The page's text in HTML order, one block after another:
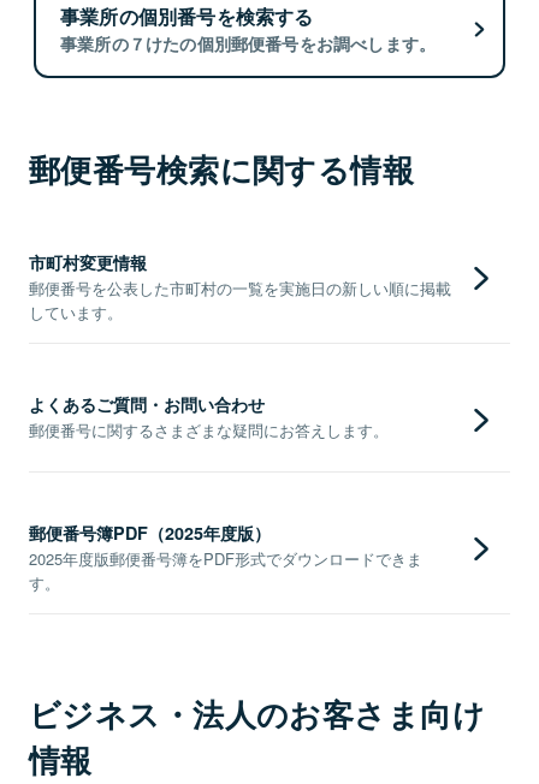
事業所の個別番号を検索する
事業所の７けたの個別郵便番号をお調べします。
郵便番号検索に関する情報
市町村変更情報
郵便番号を公表した市町村の一覧を実施日の新しい順に掲載
しています。
よくあるご質問・お問い合わせ
郵便番号に関するさまざまな疑問にお答えします。
郵便番号簿PDF（2025年度版）
2025年度版郵便番号簿をPDF形式でダウンロードできま
す。
ビジネス・法人のお客さま向け
情報